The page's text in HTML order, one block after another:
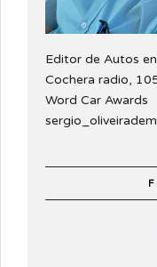
Editor de Autos
Cochera radio,
Word Car Awards